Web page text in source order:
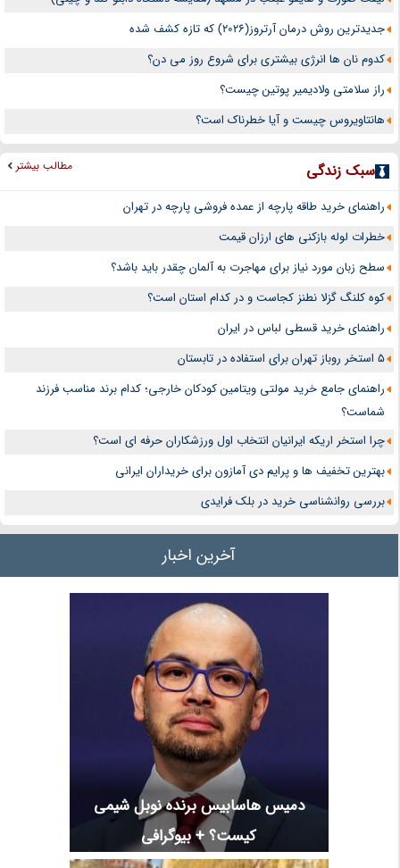
جدیدترین روش درمان آرتروز(2026) که تازه کشف شده
کدوم نان ها انرژی بیشتری برای شروع روز می دن؟
راز سلامتی ولادیمیر پوتین چیست؟
هانتاویروس چیست و آیا خطرناک است؟
سبک زندگی مطالب بیشتر
راهنمای خرید طاقه پارچه از عمده فروشی پارچه در تهران
خطرات لوله بازکنی های ارزان قیمت
سطح زبان مورد نیاز برای مهاجرت به آلمان چقدر باید باشد؟
کوه کلنگ گزلا نطنز کجاست و در کدام استان است؟
راهنمای خرید قسطی لباس در ایران
5 استخر روباز تهران برای استفاده در تابستان
راهنمای جامع خرید مولتی ویتامین کودکان خارجی؛ کدام برند مناسب فرزند
شماست؟
چرا استخر اریکه ایرانیان انتخاب اول ورزشکاران حرفه ای است؟
بهترین تخفیف ها و پرایم دی آمازون برای خریداران ایرانی
بررسی روانشناسی خرید در بلک فرایدی
آخرین اخبار
دمیس هاسابیس برنده نوبل شیمی
کیست؟ + بیوگرافی